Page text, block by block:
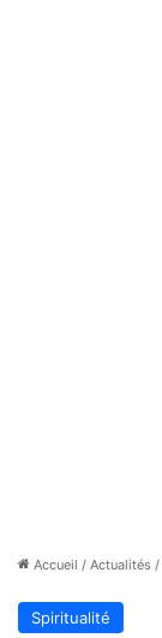
Accueil / Actualités /
Spiritualité